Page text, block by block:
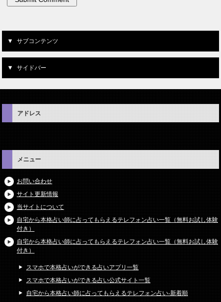
サブコンテンツ
サイドバー
アドレス
メニュー
お問い合わせ
サイト更新情報
当サイトについて
自宅から本格占い師に占ってもらえるテレフォン占い一覧（無料お試し体験
付き）
自宅から本格占い師に占ってもらえるテレフォン占い一覧（無料お試し体験
付き）
スマホで本格占いができる占いアプリ一覧
スマホで本格占いができる占い公式サイト一覧
自宅から本格占い師に占ってもらえるテレフォン占い-新着順